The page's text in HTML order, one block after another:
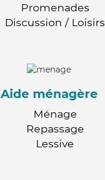
Promenades
Discussion / Loisirs
Aide ménagère
Ménage
Repassage
Lessive